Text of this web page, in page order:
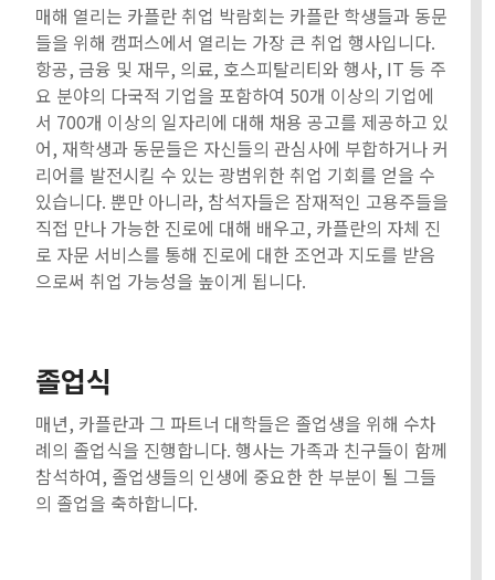
매해 열리는 카플란 취업 박람회는 카플란 학생들과 동문
들을 위해 캠퍼스에서 열리는 가장 큰 취업 행사입니다.
항공, 금융 및 재무, 의료, 호스피탈리티와 행사, IT 등 주
요 분야의 다국적 기업을 포함하여 50개 이상의 기업에
서 700개 이상의 일자리에 대해 채용 공고를 제공하고 있
어, 재학생과 동문들은 자신들의 관심사에 부합하거나 커
리어를 발전시킬 수 있는 광범위한 취업 기회를 얻을 수
있습니다. 뿐만 아니라, 참석자들은 잠재적인 고용주들을
직접 만나 가능한 진로에 대해 배우고, 카플란의 자체 진
로 자문 서비스를 통해 진로에 대한 조언과 지도를 받음
으로써 취업 가능성을 높이게 됩니다.
졸업식
매년, 카플란과 그 파트너 대학들은 졸업생을 위해 수차
례의 졸업식을 진행합니다. 행사는 가족과 친구들이 함께
참석하여, 졸업생들의 인생에 중요한 한 부분이 될 그들
의 졸업을 축하합니다.